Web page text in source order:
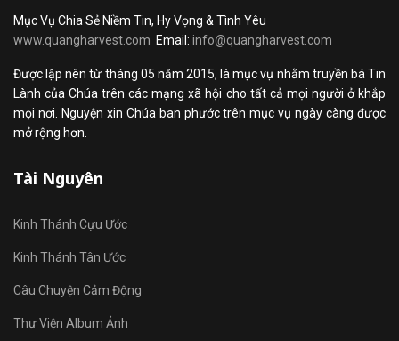
Mục Vụ Chia Sẻ Niềm Tin, Hy Vọng & Tình Yêu
www.quangharvest.com Email: info@quangharvest.com
Được lập nên từ tháng 05 năm 2015, là mục vụ nhằm truyền bá Tin
Lành của Chúa trên các mạng xã hội cho tất cả mọi người ở khắp
mọi nơi. Nguyện xin Chúa ban phước trên mục vụ ngày càng được
mở rộng hơn.
Tài Nguyên
Kinh Thánh Cựu Ước
Kinh Thánh Tân Ước
Câu Chuyện Cảm Động
Thư Viện Album Ảnh